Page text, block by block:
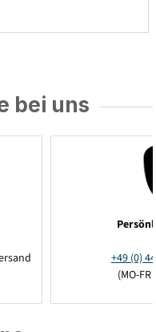
bei uns
+49 (0)
(MO-